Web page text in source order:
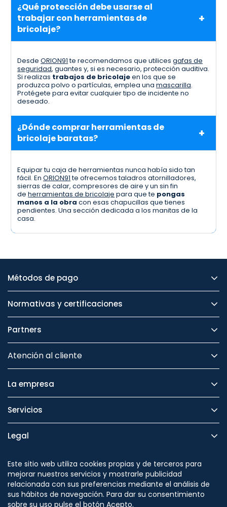
¿Qué protección debe usarse al
trabajar con herramientas de
bricolaje?
DesdeORION91te recomendamos que utilicesgafas de
seguridad, guantes y, si es necesario, protección auditiva.
Si realizas trabajos de bricolajeen los que se
produzca polvo o partículas, emplea unamascarilla.
Protégete para evitar cualquier tipo de incidente no
deseado.
¿Dónde comprar herramientas de
bricolaje baratas?
Equipar tu caja de herramientas nunca había sido tan
fácil. EnORION91te ofrecemos taladros atornilladores,
sierras de calar, compresores de aire y un sin fin
deherramientas de bricolaje para que te pongas
manos a la obra con esas chapucillas que tienes
pendientes. Una sección dedicada a los manitas de la
casa.
Métodos de pago
Normativas y certificaciones
Partners
Atención al cliente
La empresa
Servicios
Legal
Seguridad
Este sitio web utiliza cookies propias y de terceros para
mejorar nuestros servicios y mostrarle publicidad
relacionada con sus preferencias mediante el análisis de
sus hábitos de navegación. Para dar su consentimiento
sobre su uso pulse el botón Acepto.